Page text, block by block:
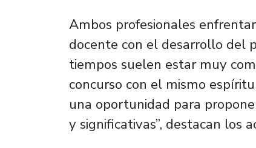
Ambos profesionales
docente con el desarrollo del
tiempos suelen estar muy
concurso con el mismo
una oportunidad para
y significativas”, destacan los